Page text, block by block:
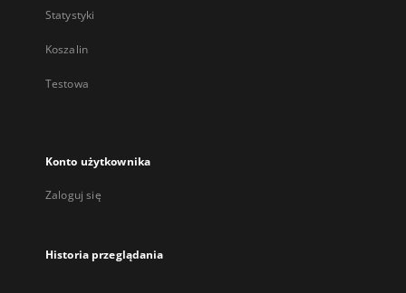
Statystyki
Koszalin
Testowa
Konto użytkownika
Zaloguj się
Historia przeglądania